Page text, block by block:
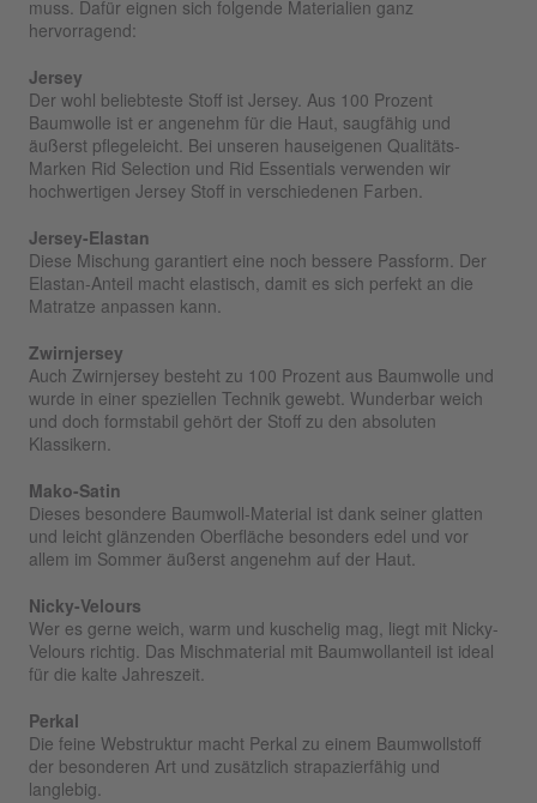
muss. Dafür eignen sich folgende Materialien ganz
hervorragend:
Jersey
Der wohl beliebteste Stoff ist Jersey. Aus 100 Prozent
Baumwolle ist er angenehm für die Haut, saugfähig und
äußerst pflegeleicht. Bei unseren hauseigenen Qualitäts-
Marken Rid Selection und Rid Essentials verwenden wir
hochwertigen Jersey Stoff in verschiedenen Farben.
Jersey-Elastan
Diese Mischung garantiert eine noch bessere Passform. Der
Elastan-Anteil macht elastisch, damit es sich perfekt an die
Matratze anpassen kann.
Zwirnjersey
Auch Zwirnjersey besteht zu 100 Prozent aus Baumwolle und
wurde in einer speziellen Technik gewebt. Wunderbar weich
und doch formstabil gehört der Stoff zu den absoluten
Klassikern.
Mako-Satin
Dieses besondere Baumwoll-Material ist dank seiner glatten
und leicht glänzenden Oberfläche besonders edel und vor
allem im Sommer äußerst angenehm auf der Haut.
Nicky-Velours
Wer es gerne weich, warm und kuschelig mag, liegt mit Nicky-
Velours richtig. Das Mischmaterial mit Baumwollanteil ist ideal
für die kalte Jahreszeit.
Perkal
Die feine Webstruktur macht Perkal zu einem Baumwollstoff
der besonderen Art und zusätzlich strapazierfähig und
langlebig.